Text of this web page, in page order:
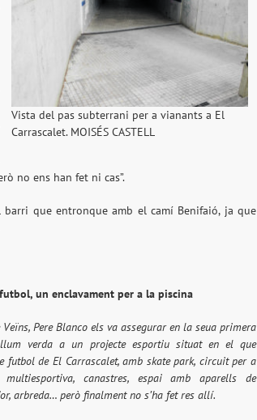
Vista del pas subterrani per a vianants a El
Carrascalet. MOISÉS CASTELL
no ens han fet ni cas”.
que entronque amb el camí Benifaió, ja que
un enclavament per a la piscina
Veïns, Pere Blanco els va assegurar en la seua primera
verda a un projecte esportiu situat en el que
futbol de El Carrascalet, amb skate park, circuit per a
canastres, espai amb aparells de
arbreda… però finalment no s’ha fet res allí.